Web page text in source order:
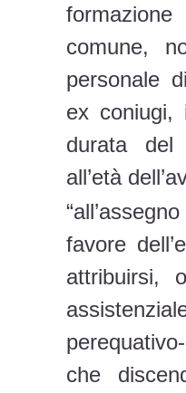
comune,
personale
ex coniugi,
durata del
all’età
favore
attribuirsi,
che